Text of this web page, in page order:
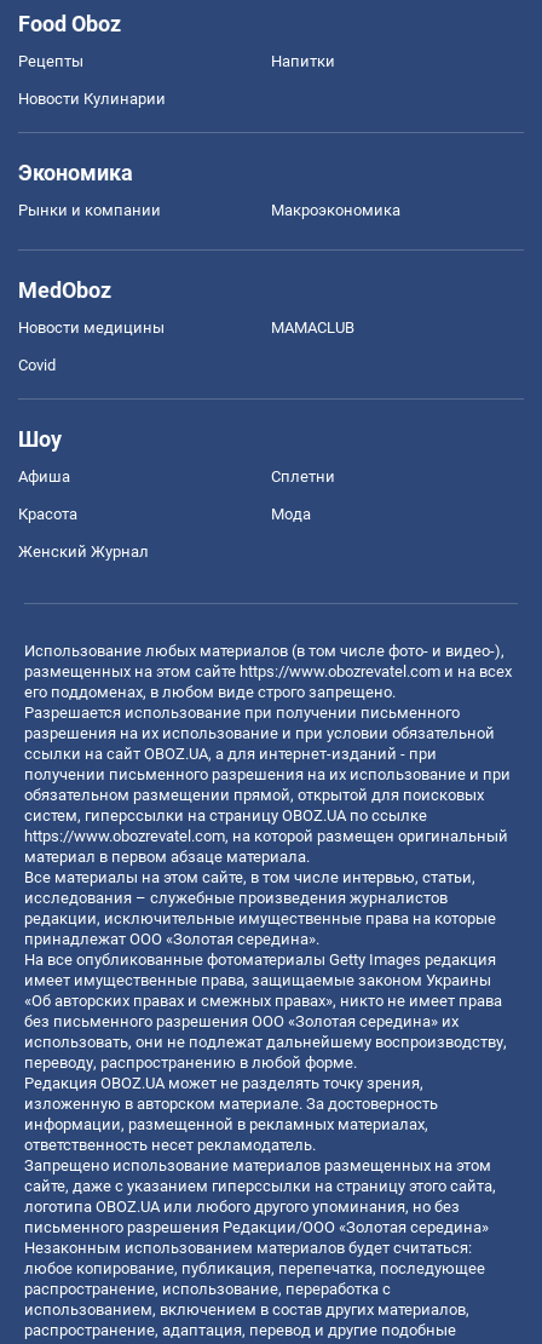
Food Oboz
Рецепты Напитки
Новости Кулинарии
Экономика
Рынки и компании Mакроэкономика
MedOboz
Новости медицины MAMACLUB
Covid
Шоу
Афиша Сплетни
Красота Мода
Женский Журнал
Использование любых материалов (в том числе фото- и видео-),
размещенных на этом сайте https://www.obozrevatel.com и на всех
его поддоменах, в любом виде строго запрещено.
Разрешается использование при получении письменного
разрешения на их использование и при условии обязательной
ссылки на сайт OBOZ.UA, а для интернет-изданий - при
получении письменного разрешения на их использование и при
обязательном размещении прямой, открытой для поисковых
систем, гиперссылки на страницу OBOZ.UA по ссылке
https://www.obozrevatel.com, на которой размещен оригинальный
материал в первом абзаце материала.
Все материалы на этом сайте, в том числе интервью, статьи,
исследования – служебные произведения журналистов
редакции, исключительные имущественные права на которые
принадлежат ООО «Золотая середина».
На все опубликованные фотоматериалы Getty Images редакция
имеет имущественные права, защищаемые законом Украины
«Об авторских правах и смежных правах», никто не имеет права
без письменного разрешения ООО «Золотая середина» их
использовать, они не подлежат дальнейшему воспроизводству,
переводу, распространению в любой форме.
Редакция OBOZ.UA может не разделять точку зрения,
изложенную в авторском материале. За достоверность
информации, размещенной в рекламных материалах,
ответственность несет рекламодатель.
Запрещено использование материалов размещенных на этом
сайте, даже с указанием гиперссылки на страницу этого сайта,
логотипа OBOZ.UA или любого другого упоминания, но без
письменного разрешения Редакции/ООО «Золотая середина»
Незаконным использованием материалов будет считаться:
любое копирование, публикация, перепечатка, последующее
распространение, использование, переработка с
использованием, включением в состав других материалов,
распространение, адаптация, перевод и другие подобные